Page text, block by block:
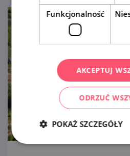
Funkcjonalność
AKCEPTUJ
ODRZUĆ
POKAŻ SZCZEGÓŁY